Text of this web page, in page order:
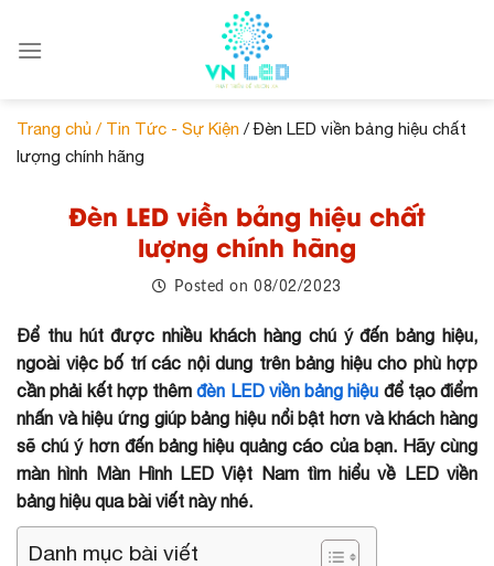
Trang chủ / Tin Tức - Sự Kiện / Đèn LED viền bảng hiệu chất
lượng chính hãng
Đèn LED viền bảng hiệu chất
lượng chính hãng
Posted on08/02/2023
Để thu hút được nhiều khách hàng chú ý đến bảng hiệu,
ngoài việc bố trí các nội dung trên bảng hiệu cho phù hợp
cần phải kết hợp thêmđèn LED viền bảng hiệu để tạo điểm
nhấn và hiệu ứng giúp bảng hiệu nổi bật hơn và khách hàng
sẽ chú ý hơn đến bảng hiệu quảng cáo của bạn. Hãy cùng
màn hình Màn Hình LED Việt Nam tìm hiểu về LED viền
bảng hiệu qua bài viết này nhé.
Danh mục bài viết